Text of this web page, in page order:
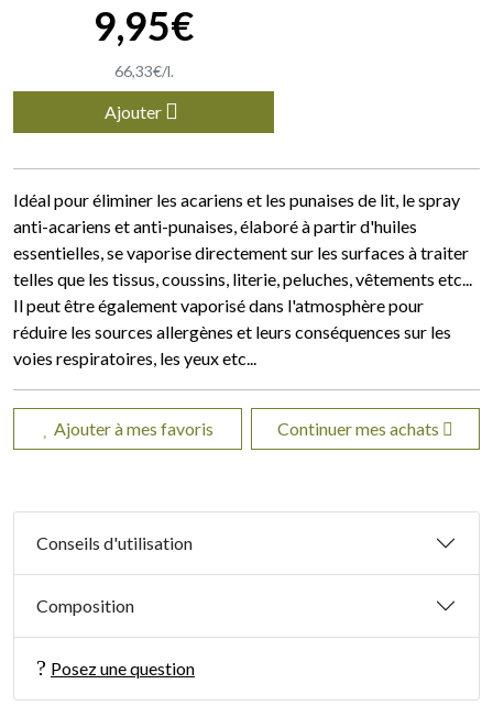
9,95€
66,33€/l.
Ajouter
Idéal pour éliminer les acariens et les punaises de lit, le spray
anti-acariens et anti-punaises, élaboré à partir d'huiles
essentielles, se vaporise directement sur les surfaces à traiter
telles que les tissus, coussins, literie, peluches, vêtements etc...
Il peut être également vaporisé dans l'atmosphère pour
réduire les sources allergènes et leurs conséquences sur les
voies respiratoires, les yeux etc...
Ajouter à mes favoris Continuer mes achats
Conseils d'utilisation
Composition
Posez une question